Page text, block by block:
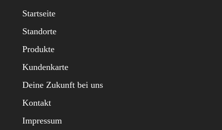
Startseite
Standorte
Produkte
Kundenkarte
Deine Zukunft bei uns
Kontakt
Impressum